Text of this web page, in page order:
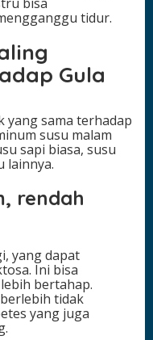
tidur.
Gula
yang sama terhadap
susu malam
sapi biasa, susu
lainnya.
rendah
yang dapat
Ini bisa
bertahap.
tidak
yang juga